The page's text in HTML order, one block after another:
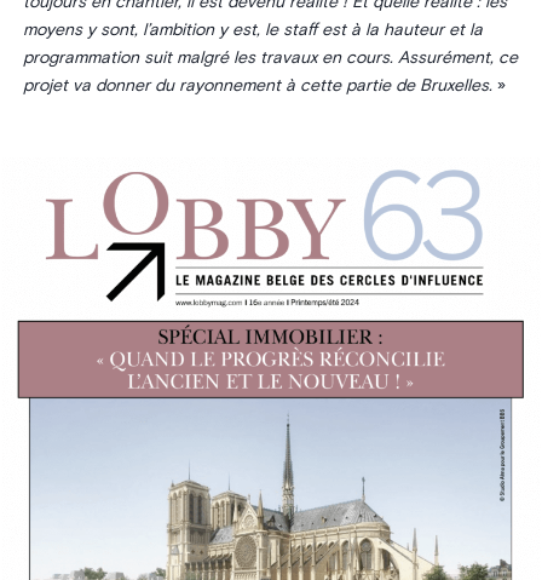
moyens y sont, l’ambition y est, le staff est à la hauteur et la
programmation suit malgré les travaux en cours. Assurément, ce
projet va donner du rayonnement à cette partie de Bruxelles.»